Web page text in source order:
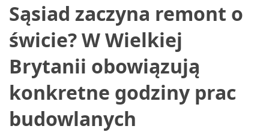
Sąsiad zaczyna remont o
świcie? W Wielkiej
Brytanii obowiązują
konkretne godziny prac
budowlanych